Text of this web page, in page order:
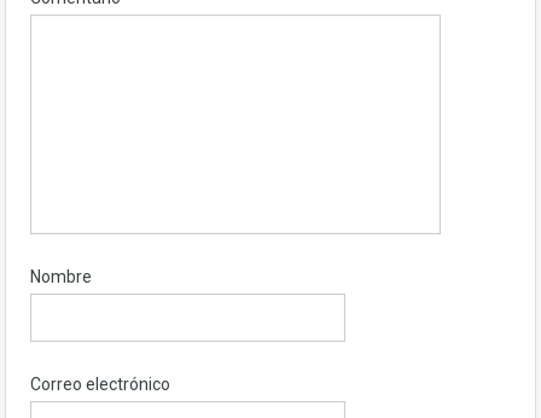
Nombre
Correo electrónico